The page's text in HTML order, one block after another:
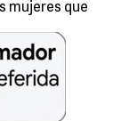
mujeres que